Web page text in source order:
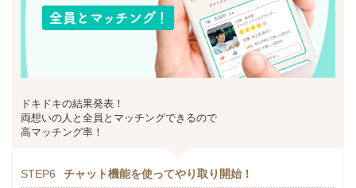
ドキドキの結果発表！
両想いの人と全員とマッチングできるので
高マッチング率！
STEP6 チャット機能を使ってやり取り開始！